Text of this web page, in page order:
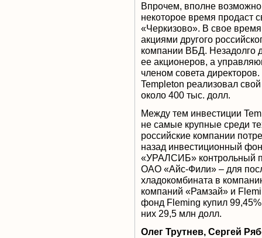
Впрочем, вполне
некоторое время продаст
«Черкизово». В свое
акциями другого
компании ВБД. Незадолго
ее акционеров, а
членом совета
Templeton реализовал
около 400 тыс. долл.
Между тем инвестиции
не самые крупные среди
российские компании
назад инвестиционный
«УРАЛСИБ» контрольный
ОАО «Айс-Фили» – для
хладокомбината в
компаний «Рамзай» и
фонд Fleming купил
них 29,5 млн долл.
Олег Трутнев, Сергей